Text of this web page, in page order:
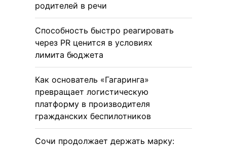
родителей в речи
Способность быстро реагировать
через PR ценится в условиях
лимита бюджета
Как основатель «Гагаринга»
превращает логистическую
платформу в производителя
гражданских беспилотников
Сочи продолжает держать марку: